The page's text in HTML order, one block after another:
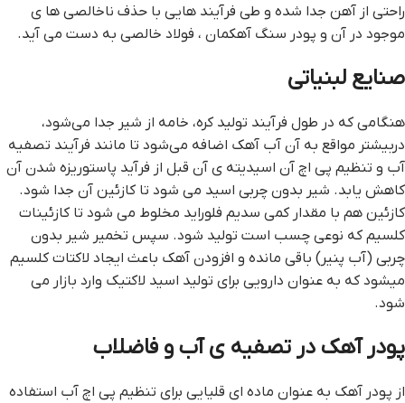
راحتي از آهن جدا شده و طي فرآيند هايي با حذف ناخالصي ها ي
موجود در آن و پودر سنگ آهکمان ، فولاد خالصي به دست مي آيد.
صنايع لبنياتي
هنگامي که در طول فرآيند توليد کره، خامه از شير جدا مي‌شود،
دربيشتر مواقع به آن آب آهک اضافه مي‌شود تا مانند فرآيند تصفيه
آب و تنظيم پي اچ آن اسيديته ي آن قبل از فرآيد پاستوريزه شدن آن
کاهش يابد. شير بدون چربي اسيد مي شود تا کازئين آن جدا شود.
کازئين هم با مقدار کمي سديم فلورايد مخلوط مي شود تا کازئينات
کلسيم که نوعي چسب است توليد شود. سپس تخمير شير بدون
چربي (آب پنير) باقي مانده و افزودن آهک باعث ايجاد لاکتات کلسيم
ميشود که به عنوان دارويي براي توليد اسيد لاکتيک وارد بازار مي
شود.
پودر آهک در تصفيه ي آب و فاضلاب
از پودر آهک به عنوان ماده اي قليايي براي تنظيم پي اچ آب استفاده